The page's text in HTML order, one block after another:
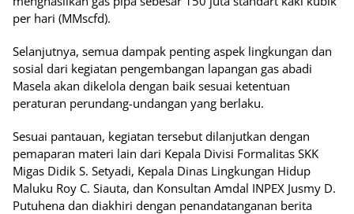
per hari (MMscfd).
Selanjutnya, semua dampak penting aspek lingkungan dan
sosial dari kegiatan pengembangan lapangan gas abadi
Masela akan dikelola dengan baik sesuai ketentuan
peraturan perundang-undangan yang berlaku.
Sesuai pantauan, kegiatan tersebut dilanjutkan dengan
pemaparan materi lain dari Kepala Divisi Formalitas SKK
Migas Didik S. Setyadi, Kepala Dinas Lingkungan Hidup
Maluku Roy C. Siauta, dan Konsultan Amdal INPEX Jusmy D.
Putuhena dan diakhiri dengan penandatanganan berita